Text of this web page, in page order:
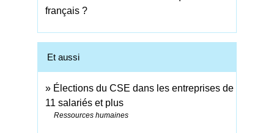
français ?
Et aussi
Élections du CSE dans les entreprises de
11 salariés et plus
Ressources humaines